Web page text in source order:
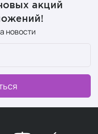
акций
новости